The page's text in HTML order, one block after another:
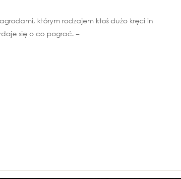
którym rodzajem ktoś dużo kręci in
się o co pograć. –